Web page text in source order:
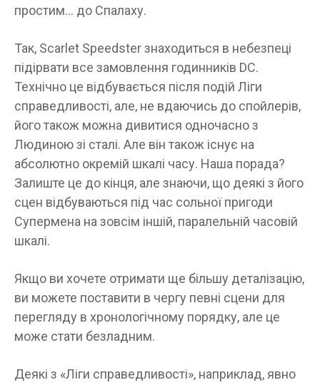
простим… до Спалаху.
Так, Scarlet Speedster знаходиться в небезпеці
підірвати все замовлення годинників DC.
Технічно це відбувається після подій Ліги
справедливості, але, не вдаючись до спойлерів,
його також можна дивитися одночасно з
Людиною зі сталі. Але він також існує на
абсолютно окремій шкалі часу. Наша порада?
Залиште це до кінця, але знаючи, що деякі з його
сцен відбуваються під час сольної пригоди
Супермена на зовсім іншій, паралельній часовій
шкалі.
Якщо ви хочете отримати ще більшу деталізацію,
ви можете поставити в чергу певні сцени для
перегляду в хронологічному порядку, але це
може стати безладним.
Деякі з «Ліги справедливості», наприклад, явно